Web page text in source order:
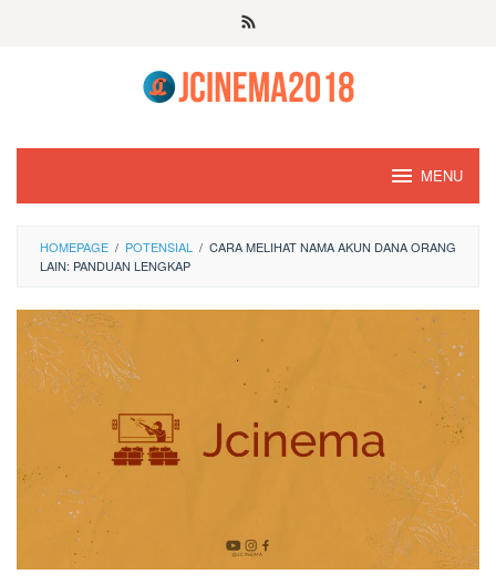
MENU
HOMEPAGE / POTENSIAL / CARA MELIHAT NAMA AKUN DANA ORANG
LAIN: PANDUAN LENGKAP